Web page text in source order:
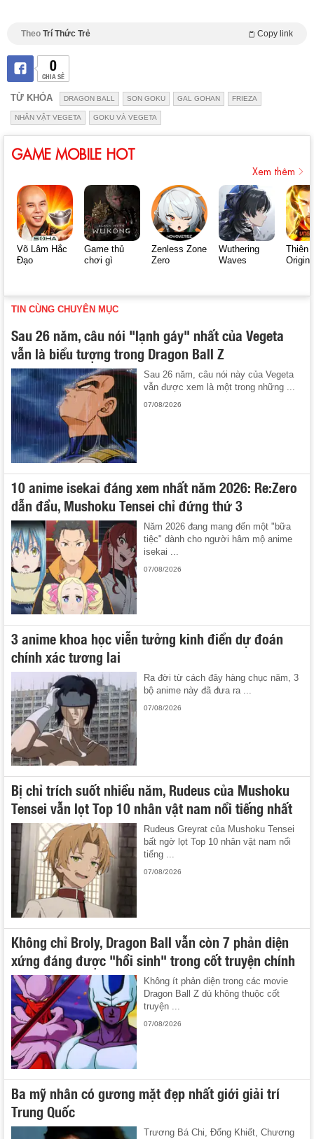
Theo Trí Thức Trẻ Copy link
0
CHIA SẺ
TỪ KHÓA DRAGON BALL SON GOKU GAL GOHAN FRIEZA
NHÂN VẬT VEGETA GOKU VÀ VEGETA
GAME MOBILE HOT
Xem thêm
Võ Lâm Hắc
Đạo
Game thủ
chơi gì
Zenless Zone
Zero
Wuthering
Waves
Thiên
Origin
TIN CÙNG CHUYÊN MỤC
Sau 26 năm, câu nói "lạnh gáy" nhất của Vegeta
vẫn là biểu tượng trong Dragon Ball Z
Sau 26 năm, câu nói này của Vegeta
vẫn được xem là một trong những ...
07/08/2026
10 anime isekai đáng xem nhất năm 2026: Re:Zero
dẫn đầu, Mushoku Tensei chỉ đứng thứ 3
Năm 2026 đang mang đến một "bữa
tiệc" dành cho người hâm mộ anime
isekai ...
07/08/2026
3 anime khoa học viễn tưởng kinh điển dự đoán
chính xác tương lai
Ra đời từ cách đây hàng chục năm, 3
bộ anime này đã đưa ra ...
07/08/2026
Bị chỉ trích suốt nhiều năm, Rudeus của Mushoku
Tensei vẫn lọt Top 10 nhân vật nam nổi tiếng nhất
Rudeus Greyrat của Mushoku Tensei
bất ngờ lọt Top 10 nhân vật nam nổi
tiếng ...
07/08/2026
Không chỉ Broly, Dragon Ball vẫn còn 7 phản diện
xứng đáng được "hồi sinh" trong cốt truyện chính
Không ít phản diện trong các movie
Dragon Ball Z dù không thuộc cốt
truyện ...
07/08/2026
Ba mỹ nhân có gương mặt đẹp nhất giới giải trí
Trung Quốc
Trương Bá Chi, Đổng Khiết, Chương